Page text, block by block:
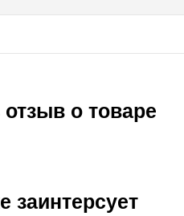
о товаре
заинтерсует